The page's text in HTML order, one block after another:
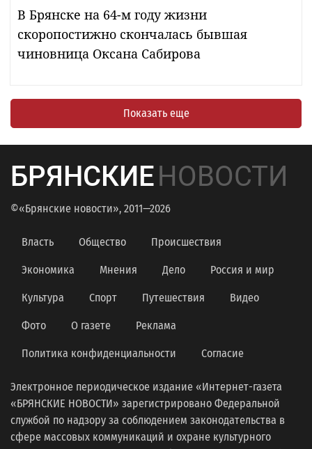
В Брянске на 64-м году жизни
скоропостижно скончалась бывшая
чиновница Оксана Сабирова
Показать еще
БРЯНСКИЕНОВОСТИ
©«Брянские новости», 2011—2026
Власть Общество Происшествия
Экономика Мнения Дело Россия и мир
Культура Спорт Путешествия Видео
Фото О газете Реклама
Политика конфиденциальности Согласие
Электронное периодическое издание «Интернет-газета
«БРЯНСКИЕ НОВОСТИ» зарегистрировано Федеральной
службой по надзору за соблюдением законодательства в
сфере массовых коммуникаций и охране культурного